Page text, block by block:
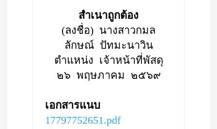
สำเนาถูกต้อง
(ลงชื่อ) นางสาวกมล
ลักษณ์ ปัทมะนาวิน
ตำแหน่ง เจ้าหน้าที่พัสดุ
๒๖ พฤษภาคม ๒๕๖๙
เอกสารแนบ
17797752651.pdf